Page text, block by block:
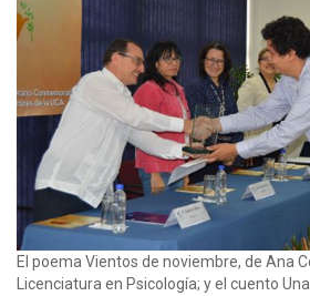
El poema Vientos de noviembre, de Ana
Licenciatura en Psicología; y el cuento